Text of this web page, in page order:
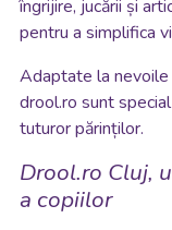
îngrijire, jucării și
pentru a simplifica
Adaptate la nevoile
drool.ro sunt
tuturor părinților.
Drool.ro Cluj,
a copiilor